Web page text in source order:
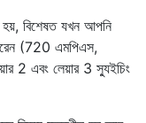
বিশেষত যখন আপনি
(720 এমপিএস,
2 এবং লেয়ার 3 স্যুইচিং